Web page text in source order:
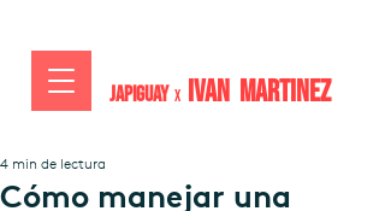
JAPIGUAY x IVAN MARTiNEZ
Cómo manejar una
4 min de lectura